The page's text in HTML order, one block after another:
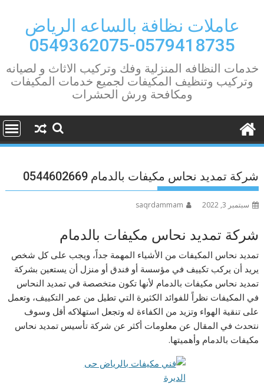
contentعاملات نظافة بالساعه الرياض
0579418735-0549362075
خدمات النظافه المنزلية وفك وتركيب الاثاث و لصيانه
وتركيب وتنظيف المكيفات لجميع خدمات المكيفات
ومكافحة ورش الحشرات
شركة تمديد نحاس مكيفات بالدمام 0544602669
سبتمبر 3, 2022 saqrdammam
شركة تمديد نحاس مكيفات بالدمام
تمديد نحاس المكيفات من الأشياء المهمة جداً، ويجب على كل شخص
يريد أن يركب تكييف في مؤسسة أو فندق أو منزل أن يستعين بشركة
تمديد نحاس مكيفات بالدمام لأنها تكون متخصصة في تمديد النحاس
في المكيفات نظراً للفوائد الكثيرة التي تطيل من عمر التكييف، وتعمل
على تنقية الهواء وتزيد من الكفاءة له وتجعل استهلاكه أقل وسوف
نتحدث في المقال عن معلومات أكثر عن شركة تأسيس تمديد نحاس
مكيفات بالدمام وأهميتها.